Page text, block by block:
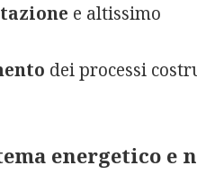
e altissimo
dei processi
energetico e